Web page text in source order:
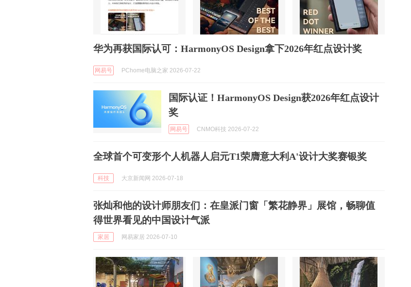
华为再获国际认可：HarmonyOS Design拿下2026年红点设计奖
网易号 PChome电脑之家 2026-07-22
国际认证！HarmonyOS Design获2026年红点设计
奖
网易号 CNMO科技 2026-07-22
全球首个可变形个人机器人启元T1荣膺意大利A'设计大奖赛银奖
科技 大京新闻网 2026-07-18
张灿和他的设计师朋友们：在皇派门窗「繁花静界」展馆，畅聊值
得世界看见的中国设计气派
家居 网易家居 2026-07-10